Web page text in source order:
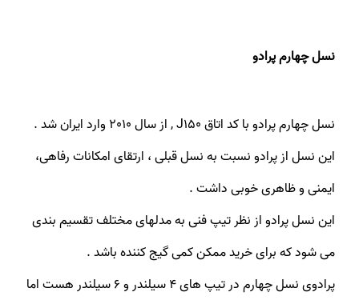
نسل چهارم پرادو
نسل چهارم پرادو با کد اتاق J150 , از سال 2010 وارد ایران شد .
این نسل از پرادو نسبت به نسل قبلی ، ارتقای امکانات رفاهی،
ایمنی و ظاهری خوبی داشت .
این نسل پرادو از نظر تیپ فنی به مدلهای مختلف تقسیم بندی
می شود که برای خرید ممکن کمی گیج کننده باشد .
پرادوی نسل چهارم در تیپ های ۴ سیلندر و ۶ سیلندر هست اما